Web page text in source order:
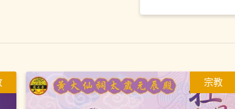
宗教